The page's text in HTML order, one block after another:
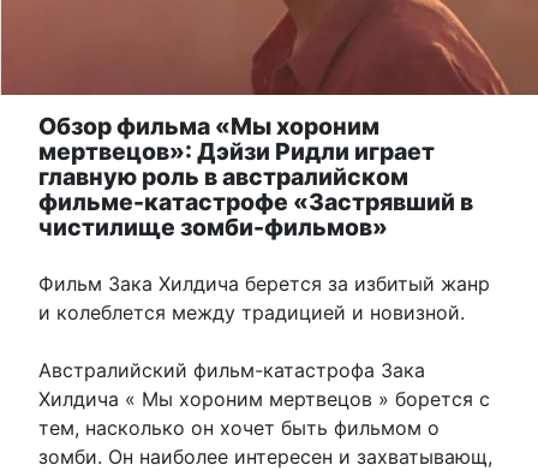
Обзор фильма «Мы хороним
мертвецов»: Дэйзи Ридли играет
главную роль в австралийском
фильме-катастрофе «Застрявший в
чистилище зомби-фильмов»
Фильм Зака ​​Хилдича берется за избитый жанр
и колеблется между традицией и новизной.
Австралийский фильм-катастрофа Зака ​​
Хилдича « Мы хороним мертвецов » борется с
тем, насколько он хочет быть фильмом о
зомби. Он наиболее интересен и захватывающ,